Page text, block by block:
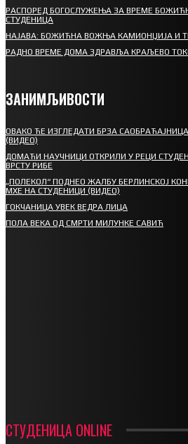
РАСПОРЕД БОГОСЛУЖЕЊА ЗА ВРЕМЕ
СТУДЕНИЦА
НАЈАВА: БОЖИЋНА ВОЖЊА КАМИОНЏИЈА И
РАДНО ВРЕМЕ ДОМА ЗДРАВЉА КРАЉЕВО
ЗАНИМЉИВОСТИ
ОВАКО ЋЕ ИЗГЛЕДАТИ БРЗА
(ВИДЕО)
ДОМАЋИ НАУЧНИЦИ ОТКРИЛИ У РЕЦИ
ВРСТУ РИБЕ
„ПОЛЕКОЛ“ ПОДНЕО ЖАЛБУ БЕРЛИНСКОЈ
МХЕ НА СТУДЕНИЦИ (ВИДЕО)
ГОКЧАНИЦА УВЕК ВЕДРА ЛИЦА
ПОЛА ВЕКА ОД СМРТИ МИЛУНКЕ САВИЋ
СТУДЕНИЦА ONLINE